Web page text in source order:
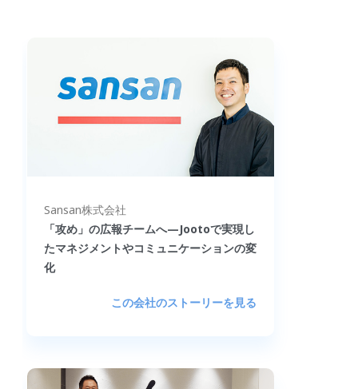
Sansan株式会社
「攻め」の広報チームへ—Jootoで実現し
たマネジメントやコミュニケーションの変
化
この会社のストーリーを見る